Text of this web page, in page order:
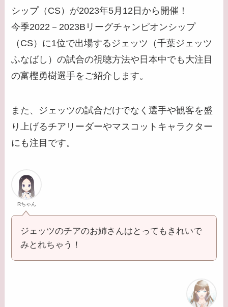
シップ（CS）が2023年5月12日から開催！
今季2022－2023Bリーグチャンピオンシップ
（CS）に1位で出場するジェッツ（千葉ジェッツ
ふなばし）の試合の視聴方法や日本中でも大注目
の富樫勇樹選手をご紹介します。
また、ジェッツの試合だけでなく選手や観客を盛
り上げるチアリーダーやマスコットキャラクター
にも注目です。
Rちゃん
ジェッツのチアのお姉さんはとってもきれいで
みとれちゃう！